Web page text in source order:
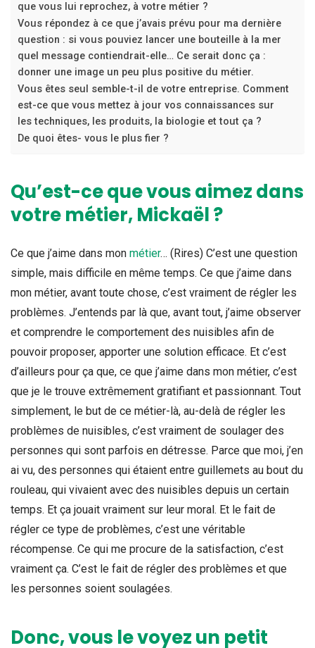
que vous lui reprochez, à votre métier ?
Vous répondez à ce que j’avais prévu pour ma dernière
question : si vous pouviez lancer une bouteille à la mer
quel message contiendrait-elle… Ce serait donc ça :
donner une image un peu plus positive du métier.
Vous êtes seul semble-t-il de votre entreprise. Comment
est-ce que vous mettez à jour vos connaissances sur
les techniques, les produits, la biologie et tout ça ?
De quoi êtes- vous le plus fier ?
Qu’est-ce que vous aimez dans
votre métier, Mickaël ?
Ce que j’aime dans mon métier… (Rires) C’est une question
simple, mais difficile en même temps. Ce que j’aime dans
mon métier, avant toute chose, c’est vraiment de régler les
problèmes. J’entends par là que, avant tout, j’aime observer
et comprendre le comportement des nuisibles afin de
pouvoir proposer, apporter une solution efficace. Et c’est
d’ailleurs pour ça que, ce que j’aime dans mon métier, c’est
que je le trouve extrêmement gratifiant et passionnant. Tout
simplement, le but de ce métier-là, au-delà de régler les
problèmes de nuisibles, c’est vraiment de soulager des
personnes qui sont parfois en détresse. Parce que moi, j’en
ai vu, des personnes qui étaient entre guillemets au bout du
rouleau, qui vivaient avec des nuisibles depuis un certain
temps. Et ça jouait vraiment sur leur moral. Et le fait de
régler ce type de problèmes, c’est une véritable
récompense. Ce qui me procure de la satisfaction, c’est
vraiment ça. C’est le fait de régler des problèmes et que
les personnes soient soulagées.
Donc, vous le voyez un petit